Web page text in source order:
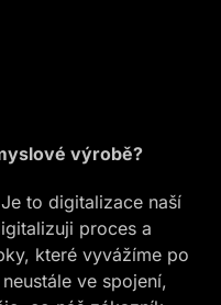
výrobě?
to digitalizace naší
proces a
které vyvážíme po
ve spojení,